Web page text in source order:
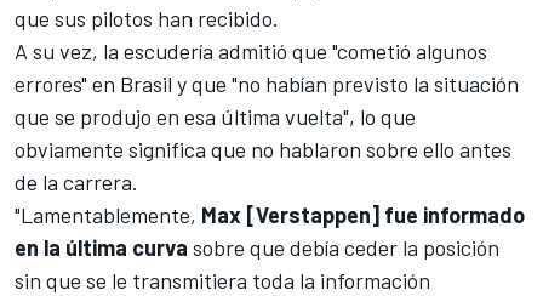
que sus pilotos han recibido.
A su vez, la escudería admitió que "cometió algunos
errores" en Brasil y que "no habían previsto la situación
que se produjo en esa última vuelta", lo que
obviamente significa que no hablaron sobre ello antes
de la carrera.
"Lamentablemente, Max [Verstappen] fue informado
en la última curva sobre que debía ceder la posición
sin que se le transmitiera toda la información